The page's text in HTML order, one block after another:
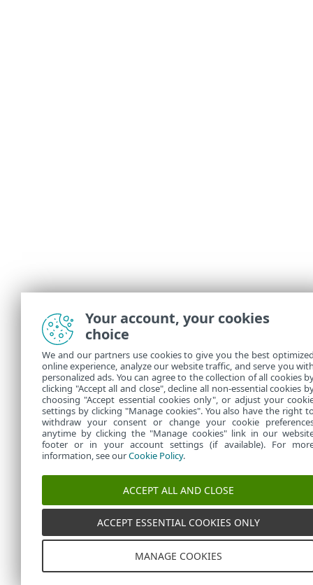
Your account, your cookies
choice
We and our partners use cookies to give you the best
online experience, analyze our website traffic, and serve you
personalized ads. You can agree to the collection of all cookies
clicking "Accept all and close", decline all non-essential cookies
choosing "Accept essential cookies only", or adjust your
settings by clicking "Manage cookies". You also have the right
withdraw your consent or change your cookie
anytime by clicking the "Manage cookies" link in our
footer or in your account settings (if available). For
information, see ourCookie Policy.
ACCEPT ALL AND CLOSE
ACCEPT ESSENTIAL COOKIES ONLY
MANAGE COOKIES